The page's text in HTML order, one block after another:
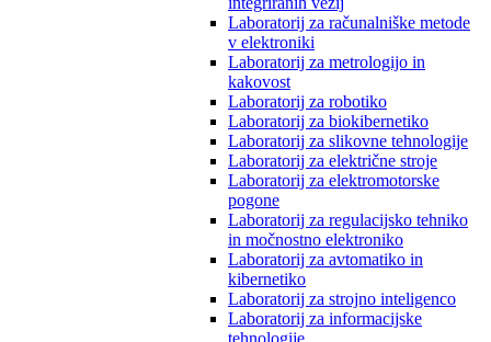
Laboratorij za računalniške metode
v elektroniki
Laboratorij za metrologijo in
kakovost
Laboratorij za robotiko
Laboratorij za biokibernetiko
Laboratorij za slikovne tehnologije
Laboratorij za električne stroje
Laboratorij za elektromotorske
pogone
Laboratorij za regulacijsko tehniko
in močnostno elektroniko
Laboratorij za avtomatiko in
kibernetiko
Laboratorij za strojno inteligenco
Laboratorij za informacijske
tehnologije